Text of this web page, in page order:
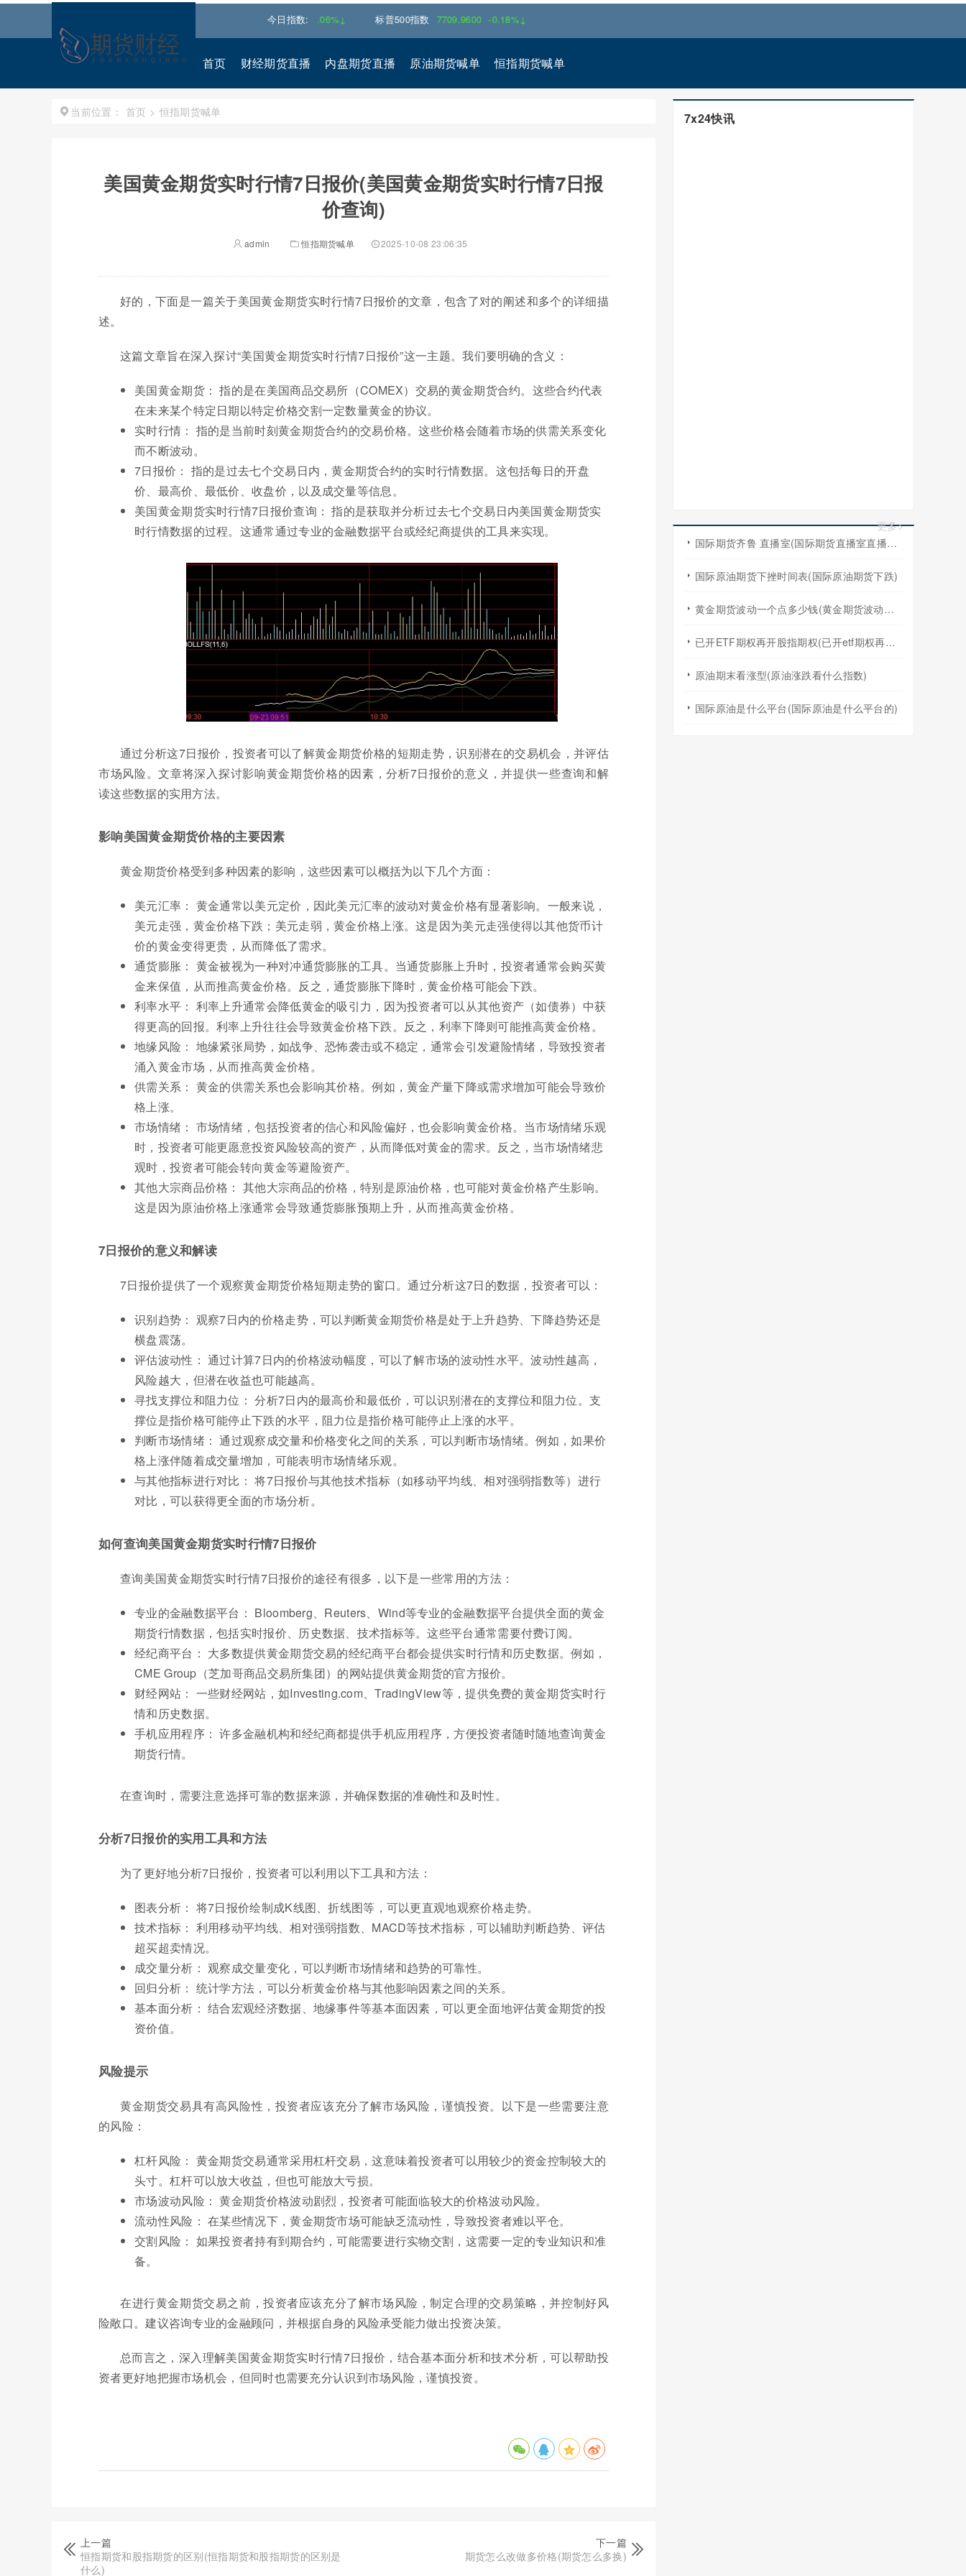
今日指数:
-0.06%↓ 标普500指数 7709.9600 -0.18%↓
首页 财经期货直播 内盘期货直播 原油期货喊单 恒指期货喊单
当前位置： 首页 > 恒指期货喊单
美国黄金期货实时行情7日报价(美国黄金期货实时行情7日报
价查询)
admin 恒指期货喊单 2025-10-08 23:06:35
好的，下面是一篇关于美国黄金期货实时行情7日报价的文章，包含了对的阐述和多个的详细描
述。
这篇文章旨在深入探讨“美国黄金期货实时行情7日报价”这一主题。我们要明确的含义：
美国黄金期货： 指的是在美国商品交易所（COMEX）交易的黄金期货合约。这些合约代表
在未来某个特定日期以特定价格交割一定数量黄金的协议。
实时行情： 指的是当前时刻黄金期货合约的交易价格。这些价格会随着市场的供需关系变化
而不断波动。
7日报价： 指的是过去七个交易日内，黄金期货合约的实时行情数据。这包括每日的开盘
价、最高价、最低价、收盘价，以及成交量等信息。
美国黄金期货实时行情7日报价查询： 指的是获取并分析过去七个交易日内美国黄金期货实
时行情数据的过程。这通常通过专业的金融数据平台或经纪商提供的工具来实现。
通过分析这7日报价，投资者可以了解黄金期货价格的短期走势，识别潜在的交易机会，并评估
市场风险。文章将深入探讨影响黄金期货价格的因素，分析7日报价的意义，并提供一些查询和解
读这些数据的实用方法。
影响美国黄金期货价格的主要因素
黄金期货价格受到多种因素的影响，这些因素可以概括为以下几个方面：
美元汇率： 黄金通常以美元定价，因此美元汇率的波动对黄金价格有显著影响。一般来说，
美元走强，黄金价格下跌；美元走弱，黄金价格上涨。这是因为美元走强使得以其他货币计
价的黄金变得更贵，从而降低了需求。
通货膨胀： 黄金被视为一种对冲通货膨胀的工具。当通货膨胀上升时，投资者通常会购买黄
金来保值，从而推高黄金价格。反之，通货膨胀下降时，黄金价格可能会下跌。
利率水平： 利率上升通常会降低黄金的吸引力，因为投资者可以从其他资产（如债券）中获
得更高的回报。利率上升往往会导致黄金价格下跌。反之，利率下降则可能推高黄金价格。
地缘风险： 地缘紧张局势，如战争、恐怖袭击或不稳定，通常会引发避险情绪，导致投资者
涌入黄金市场，从而推高黄金价格。
供需关系： 黄金的供需关系也会影响其价格。例如，黄金产量下降或需求增加可能会导致价
格上涨。
市场情绪： 市场情绪，包括投资者的信心和风险偏好，也会影响黄金价格。当市场情绪乐观
时，投资者可能更愿意投资风险较高的资产，从而降低对黄金的需求。反之，当市场情绪悲
观时，投资者可能会转向黄金等避险资产。
其他大宗商品价格： 其他大宗商品的价格，特别是原油价格，也可能对黄金价格产生影响。
这是因为原油价格上涨通常会导致通货膨胀预期上升，从而推高黄金价格。
7日报价的意义和解读
7日报价提供了一个观察黄金期货价格短期走势的窗口。通过分析这7日的数据，投资者可以：
识别趋势： 观察7日内的价格走势，可以判断黄金期货价格是处于上升趋势、下降趋势还是
横盘震荡。
评估波动性： 通过计算7日内的价格波动幅度，可以了解市场的波动性水平。波动性越高，
风险越大，但潜在收益也可能越高。
寻找支撑位和阻力位： 分析7日内的最高价和最低价，可以识别潜在的支撑位和阻力位。支
撑位是指价格可能停止下跌的水平，阻力位是指价格可能停止上涨的水平。
判断市场情绪： 通过观察成交量和价格变化之间的关系，可以判断市场情绪。例如，如果价
格上涨伴随着成交量增加，可能表明市场情绪乐观。
与其他指标进行对比： 将7日报价与其他技术指标（如移动平均线、相对强弱指数等）进行
对比，可以获得更全面的市场分析。
如何查询美国黄金期货实时行情7日报价
查询美国黄金期货实时行情7日报价的途径有很多，以下是一些常用的方法：
专业的金融数据平台： Bloomberg、Reuters、Wind等专业的金融数据平台提供全面的黄金
期货行情数据，包括实时报价、历史数据、技术指标等。这些平台通常需要付费订阅。
经纪商平台： 大多数提供黄金期货交易的经纪商平台都会提供实时行情和历史数据。例如，
CME Group（芝加哥商品交易所集团）的网站提供黄金期货的官方报价。
财经网站： 一些财经网站，如Investing.com、TradingView等，提供免费的黄金期货实时行
情和历史数据。
手机应用程序： 许多金融机构和经纪商都提供手机应用程序，方便投资者随时随地查询黄金
期货行情。
在查询时，需要注意选择可靠的数据来源，并确保数据的准确性和及时性。
分析7日报价的实用工具和方法
为了更好地分析7日报价，投资者可以利用以下工具和方法：
图表分析： 将7日报价绘制成K线图、折线图等，可以更直观地观察价格走势。
技术指标： 利用移动平均线、相对强弱指数、MACD等技术指标，可以辅助判断趋势、评估
超买超卖情况。
成交量分析： 观察成交量变化，可以判断市场情绪和趋势的可靠性。
回归分析： 统计学方法，可以分析黄金价格与其他影响因素之间的关系。
基本面分析： 结合宏观经济数据、地缘事件等基本面因素，可以更全面地评估黄金期货的投
资价值。
风险提示
黄金期货交易具有高风险性，投资者应该充分了解市场风险，谨慎投资。以下是一些需要注意
的风险：
杠杆风险： 黄金期货交易通常采用杠杆交易，这意味着投资者可以用较少的资金控制较大的
头寸。杠杆可以放大收益，但也可能放大亏损。
市场波动风险： 黄金期货价格波动剧烈，投资者可能面临较大的价格波动风险。
流动性风险： 在某些情况下，黄金期货市场可能缺乏流动性，导致投资者难以平仓。
交割风险： 如果投资者持有到期合约，可能需要进行实物交割，这需要一定的专业知识和准
备。
在进行黄金期货交易之前，投资者应该充分了解市场风险，制定合理的交易策略，并控制好风
险敞口。建议咨询专业的金融顾问，并根据自身的风险承受能力做出投资决策。
总而言之，深入理解美国黄金期货实时行情7日报价，结合基本面分析和技术分析，可以帮助投
资者更好地把握市场机会，但同时也需要充分认识到市场风险，谨慎投资。
上一篇
恒指期货和股指期货的区别(恒指期货和股指期货的区别是
什么)
下一篇
期货怎么改做多价格(期货怎么多换)
7x24快讯
更多>
国际期货齐鲁 直播室(国际期货直播室直播频道)
国际原油期货下挫时间表(国际原油期货下跌)
黄金期货波动一个点多少钱(黄金期货波动一个点多少钱啊)
已开ETF期权再开股指期权(已开etf期权再开股指期权怎么算)
原油期末看涨型(原油涨跌看什么指数)
国际原油是什么平台(国际原油是什么平台的)